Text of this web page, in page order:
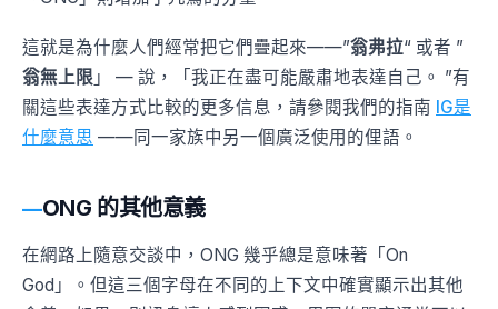
這就是為什麼人們經常把它們疊起來——”翁弗拉“ 或者 ”
翁無上限 」 — 說，「我正在盡可能嚴肅地表達自己。 ”有
關這些表達方式比較的更多信息，請參閱我們的指南 IG是
什麼意思 ——同一家族中另一個廣泛使用的俚語。
ONG 的其他意義
在網路上隨意交談中，ONG 幾乎總是意味著「On
God」。但這三個字母在不同的上下文中確實顯示出其他